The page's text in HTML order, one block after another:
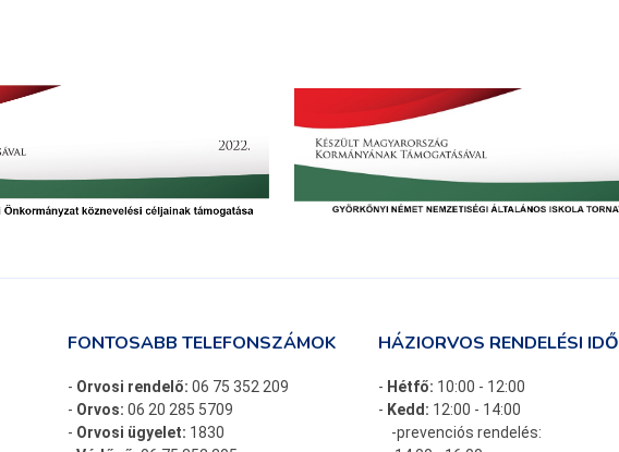
FONTOSABB TELEFONSZÁMOK
- Orvosi rendelő: 06 75 352 209
- Orvos: 06 20 285 5709
- Orvosi ügyelet: 1830
HÁZIORVOS RENDELÉSI IDŐ
- Hétfő: 10:00 - 12:00
- Kedd: 12:00 - 14:00
-prevenciós rendelés: